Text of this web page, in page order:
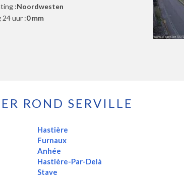
:Noordwesten
uur :0 mm
ROND SERVILLE
Hastière
Furnaux
Anhée
Hastière-Par-Delà
Stave